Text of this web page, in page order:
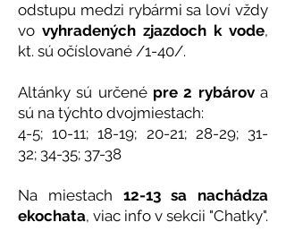
odstupu medzi rybármi sa loví vždy
vo vyhradených zjazdoch k vode,
kt. sú očíslované /1-40/.
Altánky sú určené pre 2 rybárova
sú na týchto dvojmiestach:
4-5; 10-11; 18-19; 20-21; 28-29; 31-
32; 34-35; 37-38
Na miestach 12-13 sa nachádza
ekochata, viac info v sekcii "Chatky".